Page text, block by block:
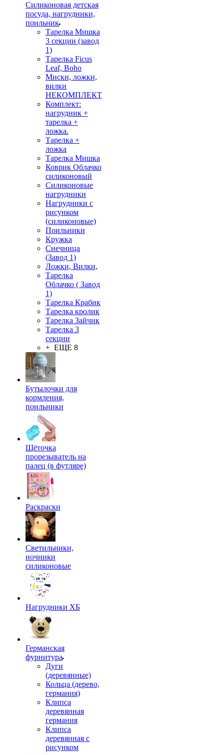
Силиконовая детская
посуда, нагрудники,
поильник
Тарелка Мишка
3 секции (завод
1)
Тарелка Ficus
Leaf, Boho
Миски, ложки,
вилки
НЕКОМПЛЕКТ
Комплект:
нагрудник +
тарелка +
ложка.
Тарелка +
ложка
Тарелка Мишка
Коврик Облачко
силиконовый
Силиконовые
нагрудники
Нагрудники с
рисунком
(силиконовые)
Поильники
Кружка
Снечница
(Завод 1)
Ложки, Вилки,
Тарелка
Облачко ( Завод
1)
Тарелка Крабик
Тарелка кролик
Тарелка Зайчик
Тарелка 3
секции
+ ЕЩЕ 8
Бутылочки для
кормления,
поильники
Щёточка
прорезыватель на
палец (в футляре)
Раскраски
Светильники,
ночники
силиконовые
Нагрудники ХБ
Германская
фурнитура
Дуги
(деревянные)
Кольца (дерево,
германия)
Клипса
деревянная
германия
Клипса
деревянная с
рисунком